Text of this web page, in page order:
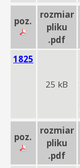
poz.
rozmiar
pliku
.pdf
1825
25 kB
poz.
rozmiar
pliku
.pdf